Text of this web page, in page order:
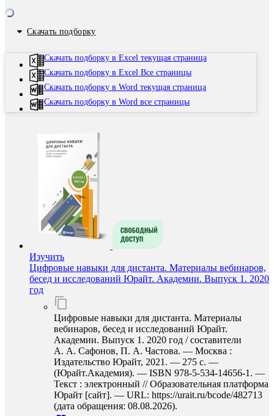
Скачать подборку
Скачать подборку в Excel текущая страница
Скачать подборку в Excel Все страницы
Скачать подборку в Word текущая страница
Скачать подборку в Word все страницы
Изучить
Цифровые навыки для дистанта. Материалы вебинаров,
бесед и исследований Юрайт. Академии. Выпуск 1. 2020
год
Цифровые навыки для дистанта. Материалы
вебинаров, бесед и исследований Юрайт.
Академии. Выпуск 1. 2020 год / составители
А. А. Сафонов, П. А. Частова. — Москва :
Издательство Юрайт, 2021. — 275 с. —
(Юрайт.Академия). — ISBN 978-5-534-14656-1. —
Текст : электронный // Образовательная платформа
Юрайт [сайт]. — URL: https://urait.ru/bcode/482713
(дата обращения: 08.08.2026).